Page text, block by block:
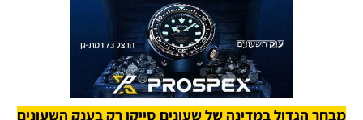
מבחר הגדול במדינה של שעונים סייקו רק בענק השעונים